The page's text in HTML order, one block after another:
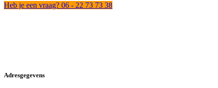
Heb je een vraag? 06 - 22 73 73 38
Adresgegevens